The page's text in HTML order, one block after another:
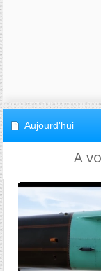
Aujourd'hui
A